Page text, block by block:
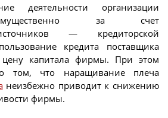
деятельности организации
за счет
— кредиторской
кредита поставщика
цену капитала фирмы. При этом
том, что наращивание плеча
неизбежно приводит к снижению
фирмы.